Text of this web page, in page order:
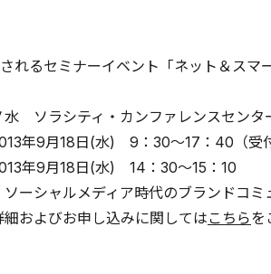
れるセミナーイベント「ネット＆ス
水 ソラシティ・カンファレンスセンタ
年9月18日(水) 9：30～17：40（受
年9月18日(水) 14：30～15：10
ソーシャルメディア時代のブランドコミ
細およびお申し込みに関しては こちらを